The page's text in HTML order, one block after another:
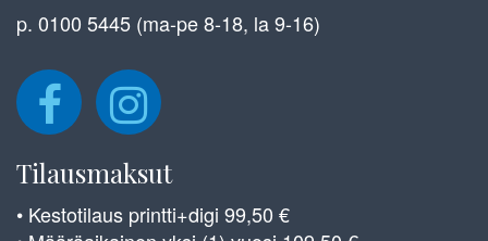
p. 0100 5445 (ma-pe 8-18, la 9-16)
Tilausmaksut
• Kestotilaus printti+digi 99,50 €